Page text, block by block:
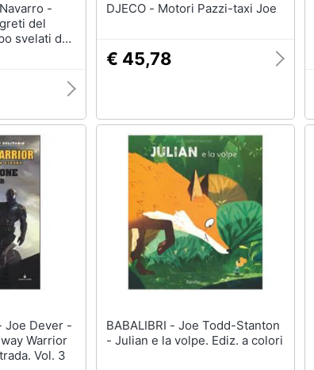
del
svelati da
DJECO - Motori Pazzi-taxi Joe
€ 45,78
Warrior
Vol. 3
BABALIBRI - Joe Todd-Stanton
- Julian e la volpe. Ediz. a colori